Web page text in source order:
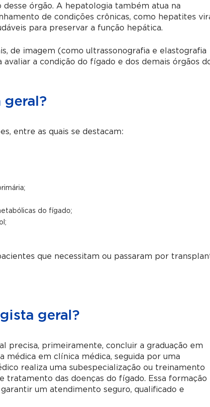
órgão. A hepatologia também atua na
de condições crônicas, como hepatites
para preservar a função hepática.
de imagem (como ultrassonografia e elastografia
a condição do fígado e dos demais órgãos
entre as quais se destacam:
do fígado;
que necessitam ou passaram por
geral?
precisa, primeiramente, concluir a graduação em
médica em clínica médica, seguida por uma
realiza uma subespecialização ou treinamento
das doenças do fígado. Essa formação
um atendimento seguro, qualificado e